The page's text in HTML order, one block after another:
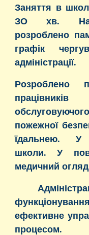
Заняття в
ЗО хв.
розроблено
графік
адміністрації.
Розроблено
пожежної
їдальнею. У
школи. У
медичний
ефективне
процесом.